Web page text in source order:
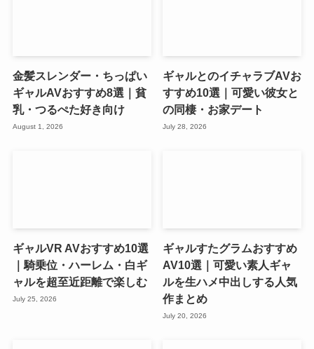
金髪スレンダー・ちっぱい
ギャルAVおすすめ8選｜貧
乳・つるぺた好き向け
August 1, 2026
ギャルとのイチャラブAVお
すすめ10選｜可愛い彼女と
の同棲・お家デート
July 28, 2026
ギャルVR AVおすすめ10選
｜騎乗位・ハーレム・白ギ
ャルを超至近距離で楽しむ
July 25, 2026
ギャルすたグラムおすすめ
AV10選｜可愛い素人ギャ
ルを生ハメ中出しする人気
作まとめ
July 20, 2026